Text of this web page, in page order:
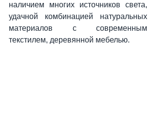
наличием многих источников света,
удачной комбинацией натуральных
материалов с современным
текстилем, деревянной мебелью.